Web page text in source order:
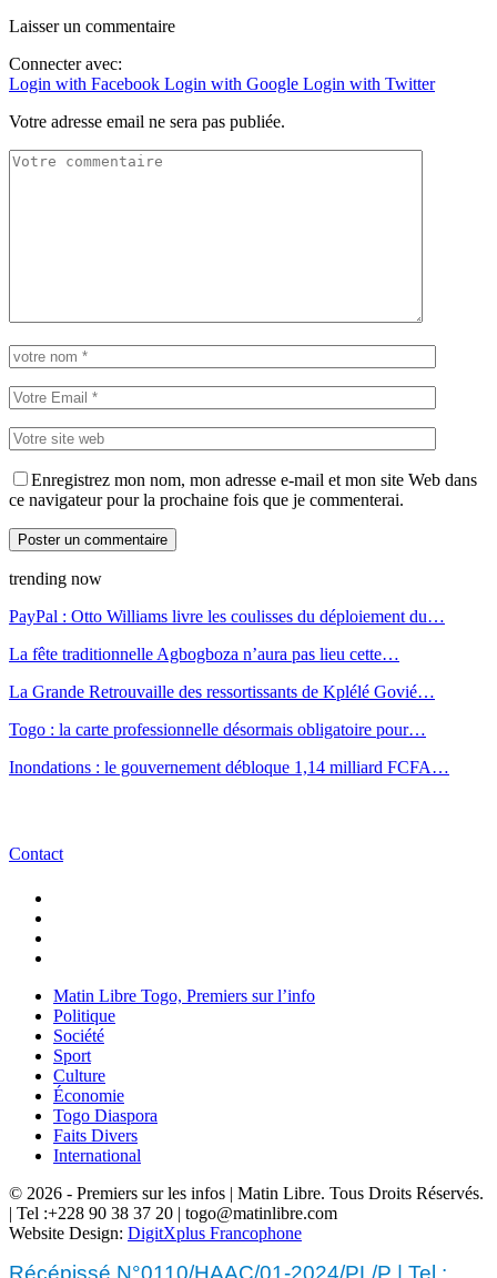
Laisser un commentaire
Connecter avec:
Login with Facebook Login with Google Login with Twitter
Votre adresse email ne sera pas publiée.
Enregistrez mon nom, mon adresse e-mail et mon site Web dans
ce navigateur pour la prochaine fois que je commenterai.
trending now
PayPal : Otto Williams livre les coulisses du déploiement du…
La fête traditionnelle Agbogboza n’aura pas lieu cette…
La Grande Retrouvaille des ressortissants de Kplélé Govié…
Togo : la carte professionnelle désormais obligatoire pour…
Inondations : le gouvernement débloque 1,14 milliard FCFA…
Contact
Matin Libre Togo, Premiers sur l’info
Politique
Société
Sport
Culture
Économie
Togo Diaspora
Faits Divers
International
© 2026 - Premiers sur les infos | Matin Libre. Tous Droits Réservés.
| Tel :+228 90 38 37 20 | togo@matinlibre.com
Website Design: DigitXplus Francophone
Récépissé N°0110/HAAC/01-2024/PL/P | Tel :